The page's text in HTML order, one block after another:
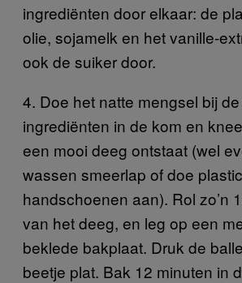
ingrediënten door elkaar: de
olie, sojamelk en het vanille-
ook de suiker door.
4. Doe het natte mengsel bij
ingrediënten in de kom en
een mooi deeg ontstaat (wel
wassen smeerlap of doe plastic
handschoenen aan). Rol zo’n
van het deeg, en leg op een
beklede bakplaat. Druk de
beetje plat. Bak 12 minuten in